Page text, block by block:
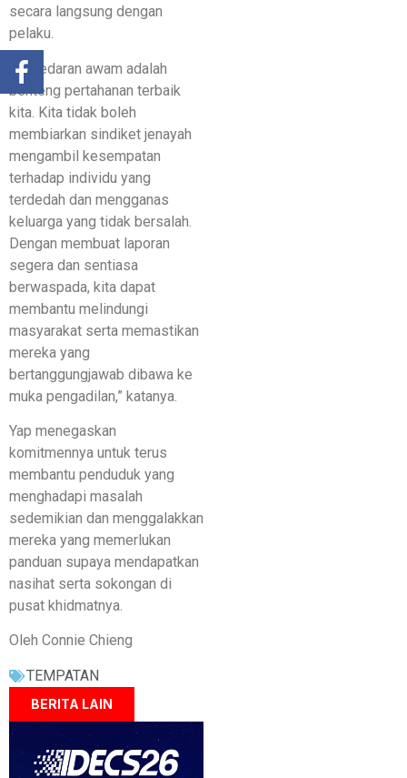
secara langsung dengan
pelaku.
“Kesedaran awam adalah
benteng pertahanan terbaik
kita. Kita tidak boleh
membiarkan sindiket jenayah
mengambil kesempatan
terhadap individu yang
terdedah dan mengganas
keluarga yang tidak bersalah.
Dengan membuat laporan
segera dan sentiasa
berwaspada, kita dapat
membantu melindungi
masyarakat serta memastikan
mereka yang
bertanggungjawab dibawa ke
muka pengadilan,” katanya.
Yap menegaskan
komitmennya untuk terus
membantu penduduk yang
menghadapi masalah
sedemikian dan menggalakkan
mereka yang memerlukan
panduan supaya mendapatkan
nasihat serta sokongan di
pusat khidmatnya.
Oleh Connie Chieng
TEMPATAN
BERITA LAIN